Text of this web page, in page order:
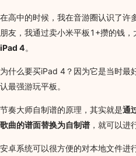
在高中的时候，我在音游圈认识了许
朋友，我通过卖小米平板1+攒的钱
iPad 4。
为什么要买iPad 4？因为它是当时最
认最强游玩平板。
节奏大师自制谱的原理，其实就是通
歌曲的谱面替换为自制谱，就可以进
安卓系统可以很方便的对本地文件进